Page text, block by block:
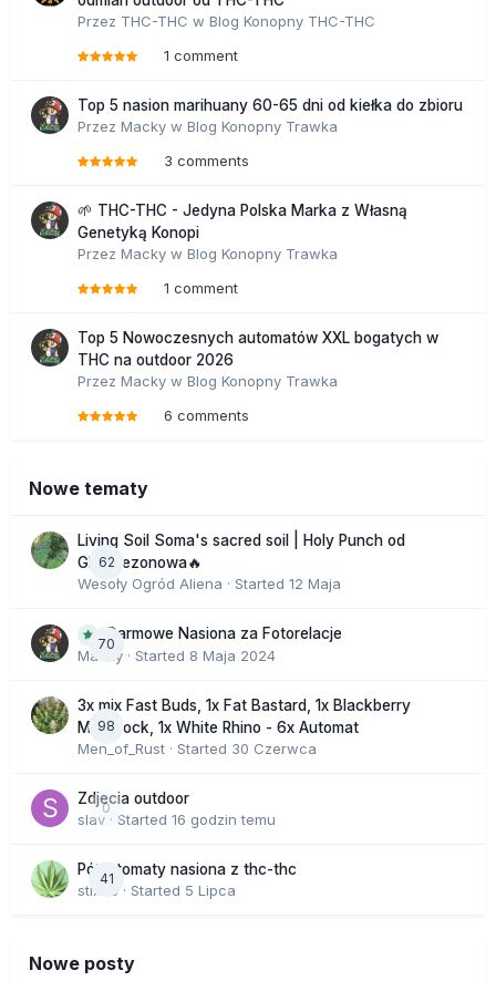
Przez THC-THC w Blog Konopny THC-THC
1 comment
Top 5 nasion marihuany 60-65 dni od kiełka do zbioru
Przez Macky w Blog Konopny Trawka
3 comments
🌱 THC-THC - Jedyna Polska Marka z Własną
Genetyką Konopi
Przez Macky w Blog Konopny Trawka
1 comment
Top 5 Nowoczesnych automatów XXL bogatych w
THC na outdoor 2026
Przez Macky w Blog Konopny Trawka
6 comments
Nowe tematy
62
Living Soil Soma's sacred soil | Holy Punch od
GHS sezonowa🔥
Wesoły Ogród Aliena · Started 12 Maja
70
Darmowe Nasiona za Fotorelacje
Macky · Started 8 Maja 2024
98
3x mix Fast Buds, 1x Fat Bastard, 1x Blackberry
Moonrock, 1x White Rhino - 6x Automat
Men_of_Rust · Started 30 Czerwca
0
Zdjecia outdoor
slav · Started 16 godzin temu
41
Półautomaty nasiona z thc-thc
stix33 · Started 5 Lipca
Nowe posty